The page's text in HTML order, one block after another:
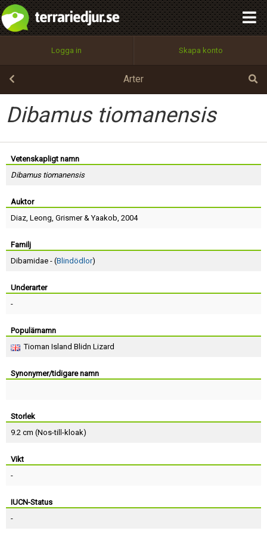
Logga in Skapa konto
Arter
Dibamus tiomanensis
Vetenskapligt namn
Dibamus tiomanensis
Auktor
Diaz, Leong, Grismer&Yaakob, 2004
Familj
Dibamidae - (Blindödlor)
Underarter
-
Populärnamn
Tioman Island Blidn Lizard
Synonymer/tidigare namn
Storlek
9.2 cm (Nos-till-kloak)
Vikt
-
IUCN-Status
-
Utför
100%
OK
integritetspolicy
Namn:
Epost:
Lösenord:
Terms of Service
Begär nytt lösenord
Tillbaka till förstasidan